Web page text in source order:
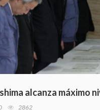
alcanza máximo
2862